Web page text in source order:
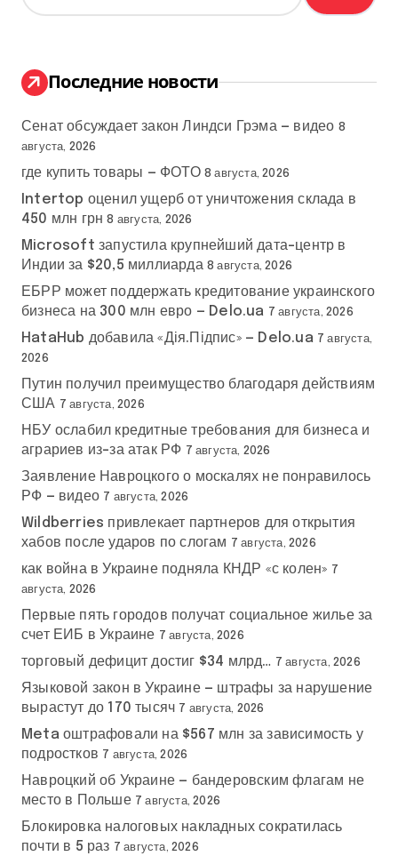
н
а
ц
и
я
з
а
п
и
с
е
й
:
Последние новости
Сенат обсуждает закон Линдси Грэма — видео 8
августа, 2026
где купить товары — ФОТО 8 августа, 2026
Intertop оценил ущерб от уничтожения склада в
450 млн грн 8 августа, 2026
Microsoft запустила крупнейший дата-центр в
Индии за $20,5 миллиарда 8 августа, 2026
ЕБРР может поддержать кредитование украинского
бизнеса на 300 млн евро — Delo.ua 7 августа, 2026
HataHub добавила «Дія.Підпис» — Delo.ua 7 августа,
2026
Путин получил преимущество благодаря действиям
США 7 августа, 2026
НБУ ослабил кредитные требования для бизнеса и
аграриев из-за атак РФ 7 августа, 2026
Заявление Навроцкого о москалях не понравилось
РФ — видео 7 августа, 2026
Wildberries привлекает партнеров для открытия
хабов после ударов по слогам 7 августа, 2026
как война в Украине подняла КНДР «с колен» 7
августа, 2026
Первые пять городов получат социальное жилье за
счет ЕИБ в Украине 7 августа, 2026
торговый дефицит достиг $34 млрд… 7 августа, 2026
Языковой закон в Украине — штрафы за нарушение
вырастут до 170 тысяч 7 августа, 2026
Meta оштрафовали на $567 млн за зависимость у
подростков 7 августа, 2026
Навроцкий об Украине — бандеровским флагам не
место в Польше 7 августа, 2026
Блокировка налоговых накладных сократилась
почти в 5 раз 7 августа, 2026